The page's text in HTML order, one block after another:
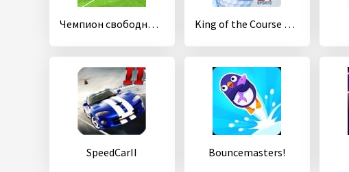
Чемпион свободного удара King of the Course Golf
SpeedCarII Bouncemasters!